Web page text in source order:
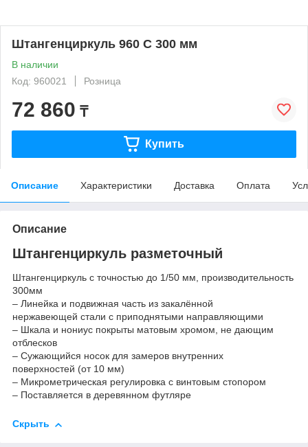
Штангенциркуль 960 С 300 мм
В наличии
Код: 960021
Розница
72 860 ₸
Купить
Описание Характеристики Доставка Оплата
Описание
Штангенциркуль разметочный
Штангенциркуль с точностью до 1/50 мм, производительность
300мм
– Линейка и подвижная часть из закалённой
нержавеющей стали с приподнятыми направляющими
– Шкала и нониус покрыты матовым хромом, не дающим
отблесков
– Сужающийся носок для замеров внутренних
поверхностей (от 10 мм)
– Микрометрическая регулировка с винтовым стопором
– Поставляется в деревянном футляре
Скрыть